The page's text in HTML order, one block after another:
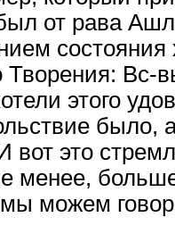
от рава
Творения:
этого
было,
вот это
менее,
мы можем